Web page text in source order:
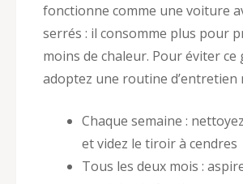
fonctionne comme une voiture
serrés : il consomme plus pour
moins de chaleur. Pour éviter ce
adoptez une routine d’entretien
Chaque semaine :
et videz le tiroir à cendres
Tous les deux mois :